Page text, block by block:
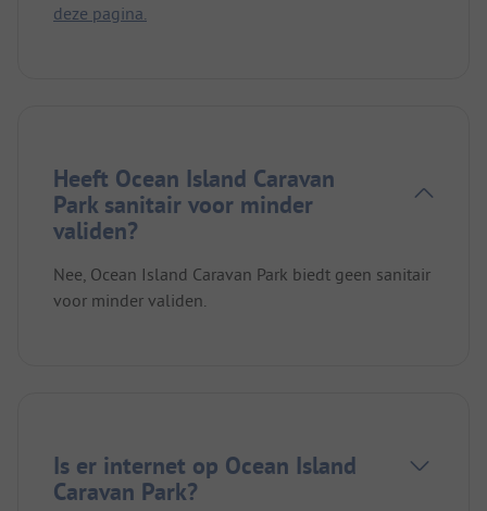
deze pagina.
Heeft Ocean Island Caravan
Park sanitair voor minder
validen?
Nee, Ocean Island Caravan Park biedt geen sanitair
voor minder validen.
Is er internet op Ocean Island
Caravan Park?